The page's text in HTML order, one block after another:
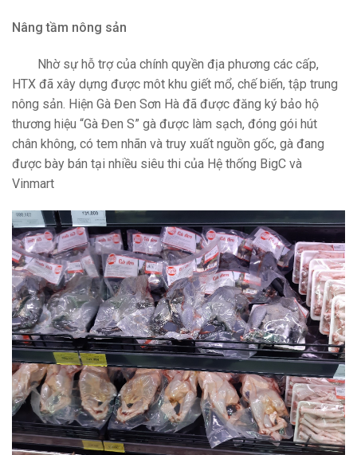
Nâng tầm nông sản
Nhờ sự hỗ trợ của chính quyền địa phương các cấp,
HTX đã xây dựng được môt khu giết mổ, chế biến, tập trung
nông sản. Hiện Gà Đen Sơn Hà đã được đăng ký bảo hộ
thương hiệu “Gà Đen S” gà được làm sạch, đóng gói hút
chân không, có tem nhãn và truy xuất nguồn gốc, gà đang
được bày bán tại nhiều siêu thi của Hệ thống BigC và
Vinmart